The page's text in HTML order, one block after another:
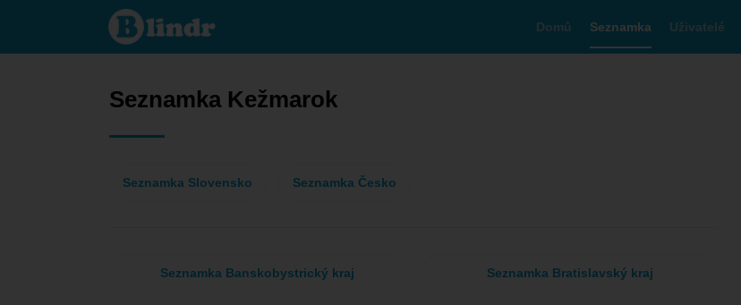
Seznamka
- Ona
hledá
Domů Seznamka Uživatelé
Seznamka Kežmarok
Seznamka Slovensko Seznamka Česko
Seznamka Banskobystrický kraj Seznamka Bratislavský kraj